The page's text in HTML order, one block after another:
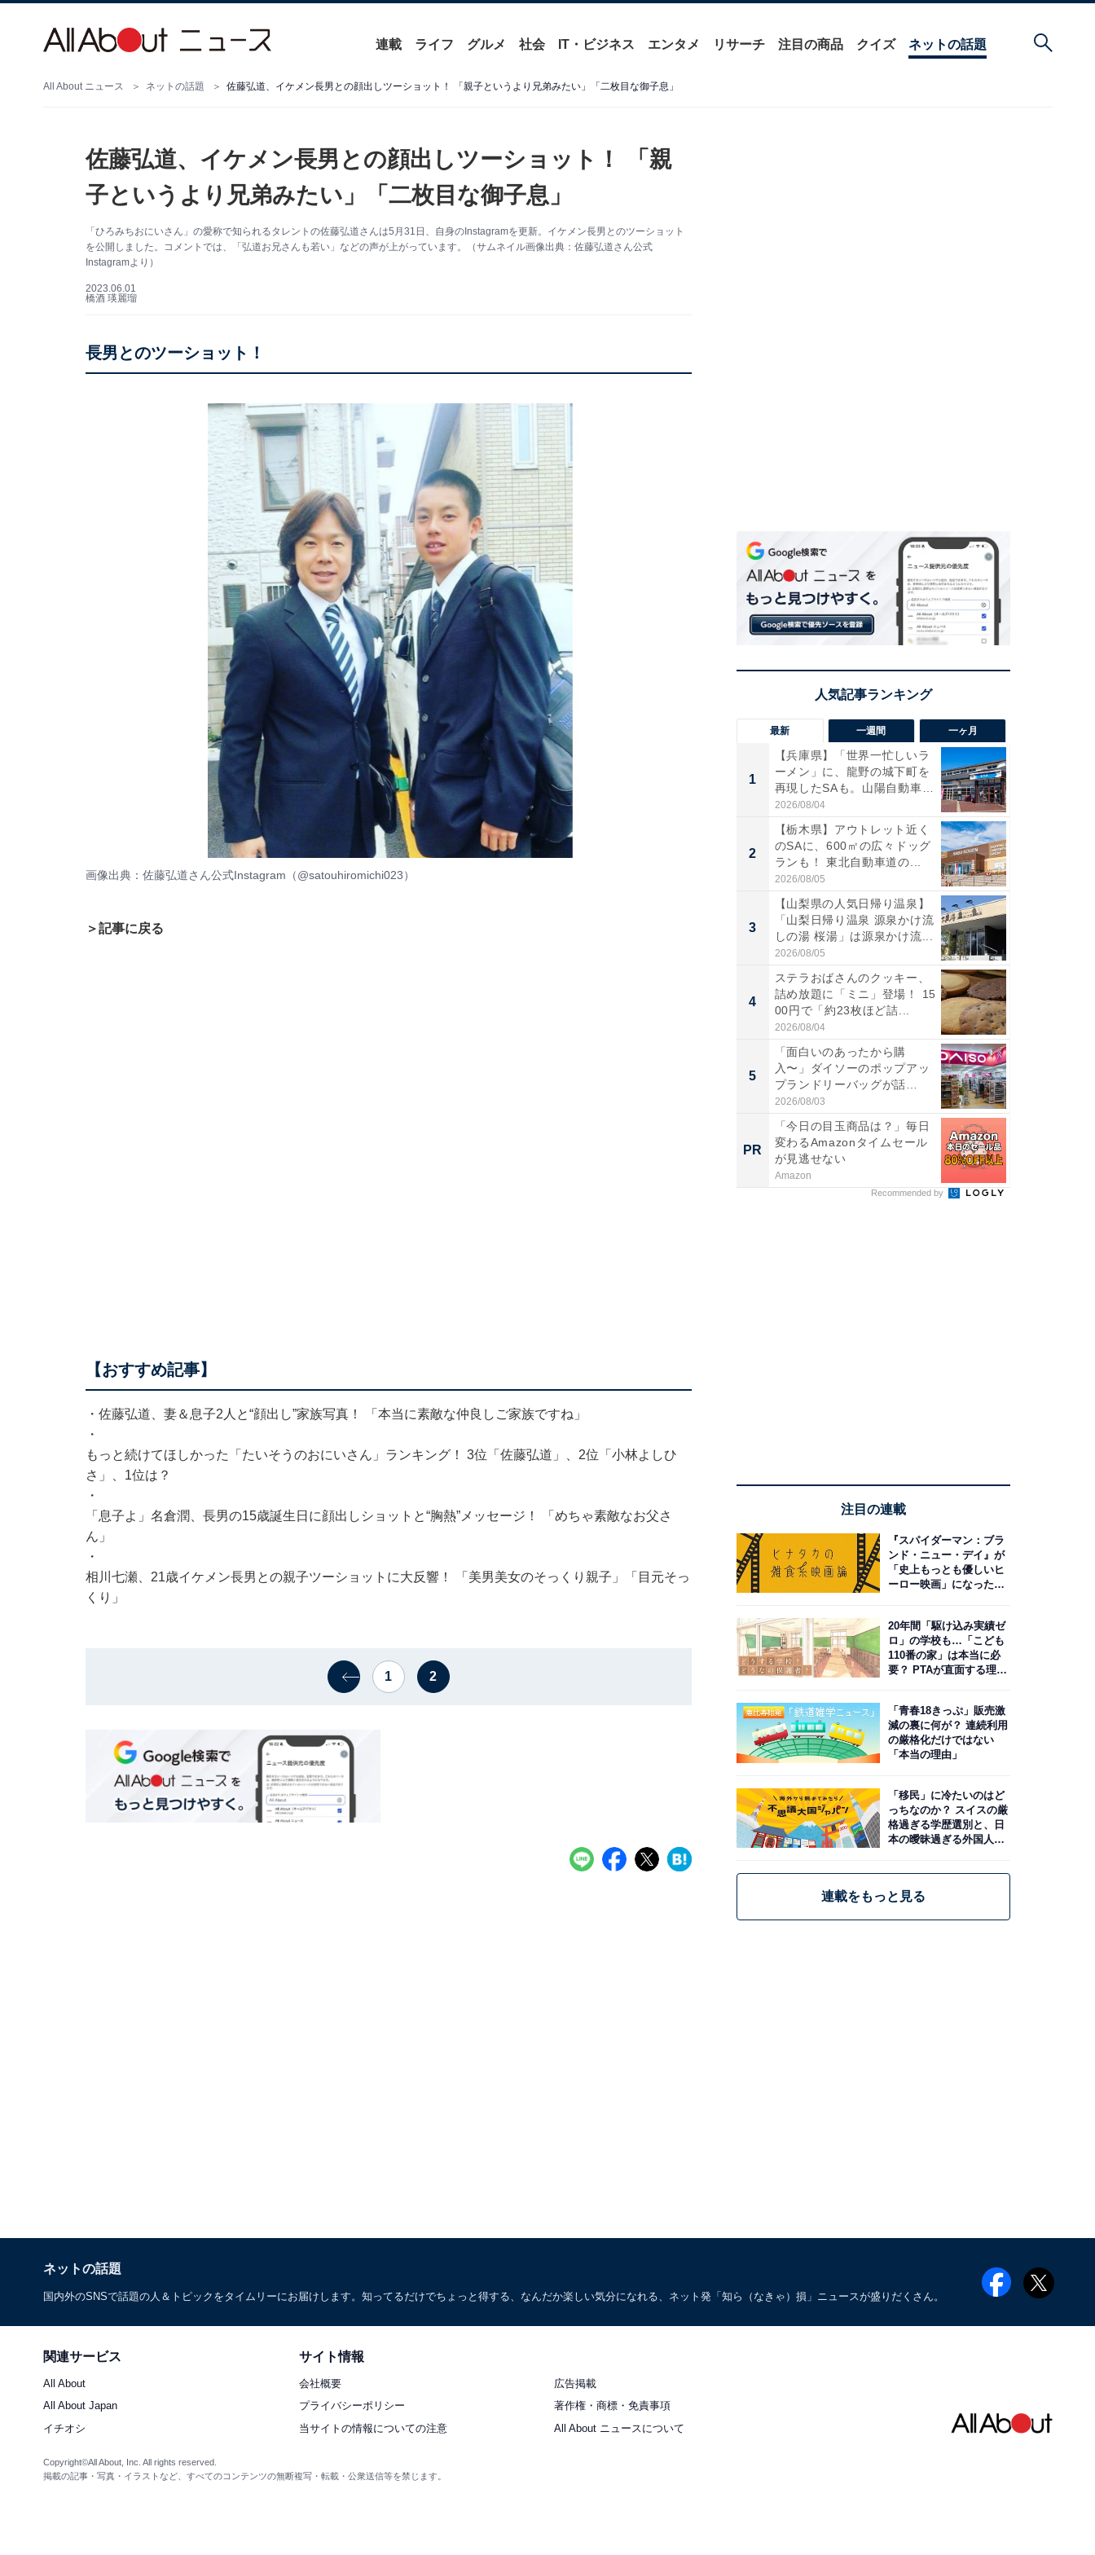
連載 ライフ グルメ 社会 IT・ビジネス エンタメ リサーチ 注目の商品 クイズ ネットの話題
All About ニュース ネットの話題 佐藤弘道、イケメン長男との顔出しツーショット！ 「親子というより兄弟みたい」「二枚目な御子息」
佐藤弘道、イケメン長男との顔出しツーショット！ 「親
子というより兄弟みたい」「二枚目な御子息」
「ひろみちおにいさん」の愛称で知られるタレントの佐藤弘道さんは5月31日、自身のInstagramを更新。イケメン長男とのツーショット
を公開しました。コメントでは、「弘道お兄さんも若い」などの声が上がっています。（サムネイル画像出典：佐藤弘道さん公式
Instagramより）
2023.06.01
橋酒 瑛麗瑠
長男とのツーショット！
画像出典： 佐藤弘道さん公式Instagram（@satouhiromichi023）
＞記事に戻る
【おすすめ記事】
・ 佐藤弘道、妻＆息子2人と“顔出し”家族写真！ 「本当に素敵な仲良しご家族ですね」
・
もっと続けてほしかった「たいそうのおにいさん」ランキング！ 3位「佐藤弘道」、2位「小林よしひ
さ」、1位は？
・
「息子よ」名倉潤、長男の15歳誕生日に顔出しショットと“胸熱”メッセージ！ 「めちゃ素敵なお父さ
ん」
・
相川七瀬、21歳イケメン長男との親子ツーショットに大反響！ 「美男美女のそっくり親子」「目元そっ
くり」
1 2
最新 一週間 一ヶ月
1
【兵庫県】「世界一忙しいラ
ーメン」に、龍野の城下町を
再現したSAも。山陽自動車
道...
2026/08/04
2
【栃木県】アウトレット近く
のSAに、600㎡の広々ドッグ
ランも！ 東北自動車道の...
2026/08/05
3
【山梨県の人気日帰り温泉】
「山梨日帰り温泉 源泉かけ流
しの湯 桜湯」は源泉かけ流...
2026/08/05
4
ステラおばさんのクッキー、
詰め放題に「ミニ」登場！ 15
00円で「約23枚ほど詰...
2026/08/04
5
「面白いのあったから購
入〜」ダイソーのポップアッ
プランドリーバッグが話
題。“さま...
2026/08/03
PR
「今日の目玉商品は？」毎日
変わるAmazonタイムセール
が見逃せない
Amazon
Recommended by
注目の連載
『スパイダーマン：ブラ
ンド・ニュー・デイ』が
「史上もっとも優しいヒ
ーロー映画」になった理
20年間「駆け込み実績ゼ
ロ」の学校も…「こども
110番の家」は本当に必
要？ PTAが直面する理想
「青春18きっぷ」販売激
減の裏に何が？ 連続利用
の厳格化だけではない
「本当の理由」
「移民」に冷たいのはど
っちなのか？ スイスの厳
格過ぎる学歴選別と、日
本の曖昧過ぎる外国人政
連載をもっと見る
ネットの話題
国内外のSNSで話題の人＆トピックをタイムリーにお届けします。知ってるだけでちょっと得する、なんだか楽しい気分になれる、ネット発「知ら（なきゃ）損」ニュースが盛りだくさん。
関連サービス
All About
All About Japan
イチオシ
サイト情報
会社概要
広告掲載
プライバシーポリシー
著作権・商標・免責事項
当サイトの情報についての注意
All About ニュースについて
Copyright©All About, Inc. All rights reserved.
掲載の記事・写真・イラストなど、すべてのコンテンツの無断複写・転載・公衆送信等を禁じます。